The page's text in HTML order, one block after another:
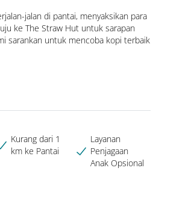
jalan di pantai, menyaksikan para
ke The Straw Hut untuk sarapan
sarankan untuk mencoba kopi terbaik
Kurang dari 1
km ke Pantai
Layanan
Penjagaan
Anak Opsional